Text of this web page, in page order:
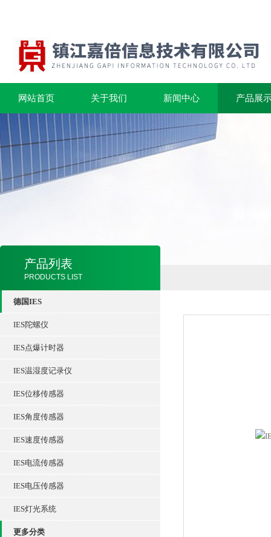
网站首页 关于我们 新闻中心 产品展
产品列表
PRODUCTS LIST
德国IES
IES陀螺仪
IES点爆计时器
IES温湿度记录仪
IES位移传感器
IES角度传感器
IES速度传感器
IES电流传感器
IES电压传感器
IES灯光系统
更多分类